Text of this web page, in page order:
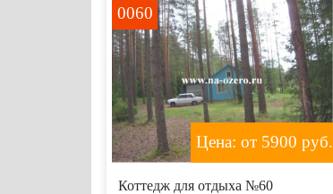
0060
Цена: от 5900 руб.
Коттедж для отдыха №60